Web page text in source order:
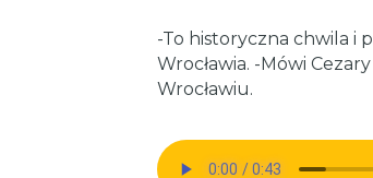
-To historyczna chwila i
Wrocławia. -Mówi
Wrocławiu.